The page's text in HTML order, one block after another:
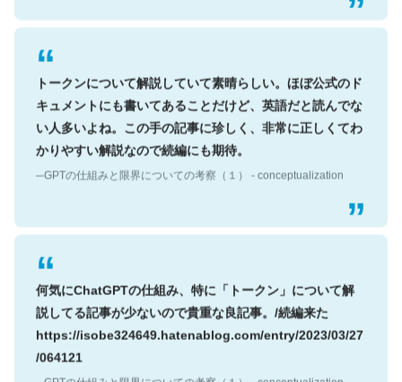
トークンについて解説していて素晴らしい。ほぼ公式のド
キュメントにも書いてあることだけど、英語だと読んでな
い人多いよね。この手の記事に珍しく、非常に正しくてわ
かりやすい解説なので続編にも期待。
─GPTの仕組みと限界についての考察（１） - conceptualization
何気にChatGPTの仕組み、特に「トークン」について解
説してる記事が少ないので貴重な良記事。/続編来た
https://isobe324649.hatenablog.com/entry/2023/03/27
/064121
─GPTの仕組みと限界についての考察（１） - conceptualization